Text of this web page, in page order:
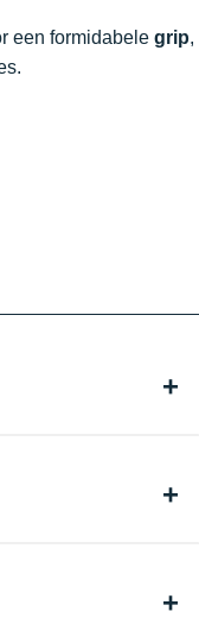
een formidabele grip,